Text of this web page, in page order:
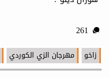
زاخو مهرجان الزي الكوردي